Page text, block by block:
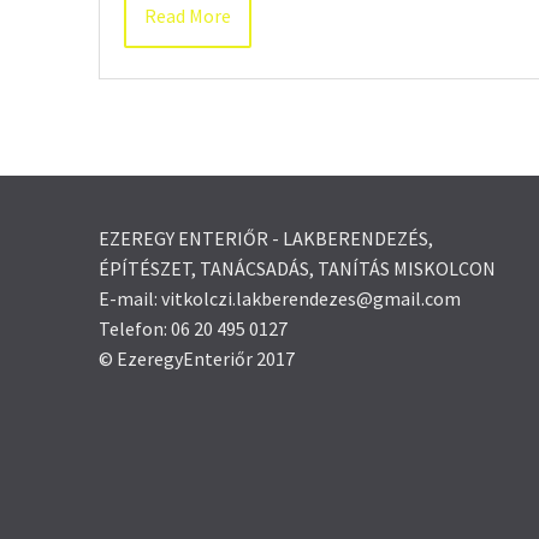
Read More
EZEREGY ENTERIŐR - LAKBERENDEZÉS,
ÉPÍTÉSZET, TANÁCSADÁS, TANÍTÁS MISKOLCON
E-mail: vitkolczi.lakberendezes@gmail.com
Telefon: 06 20 495 0127
© EzeregyEnteriőr 2017